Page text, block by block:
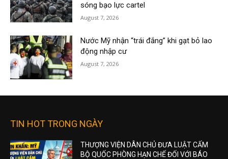
sóng bạo lực cartel
August 7, 2026
Nước Mỹ nhận “trái đắng” khi gạt bỏ lao
động nhập cư
August 7, 2026
TIN HOT TRONG NGÀY
THƯỢNG VIỆN DÂN CHỦ ĐƯA LUẬT CẤM
BỘ QUỐC PHÒNG HẠN CHẾ ĐỐI VỚI BÁO